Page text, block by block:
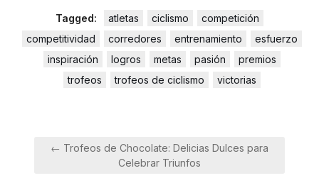
Tagged: atletas ciclismo
competición
competitividad
corredores entrenamiento
esfuerzo
inspiración
logros metas pasión
premios
trofeos
trofeos de ciclismo victorias
Navegación
← Trofeos de Chocolate: Delicias Dulces para
Celebrar Triunfos